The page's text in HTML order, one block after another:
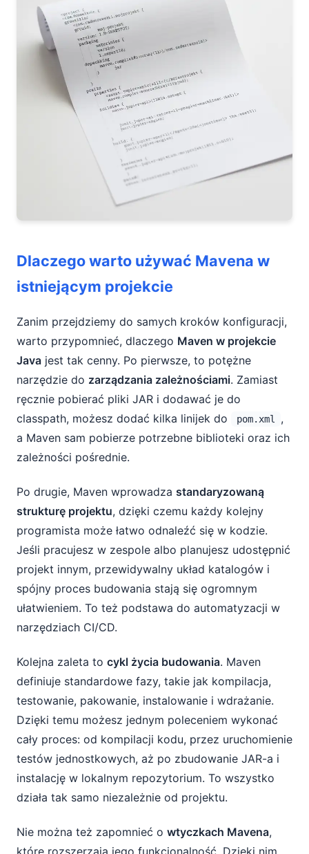
Dlaczego warto używać Mavena w
istniejącym projekcie
Zanim przejdziemy do samych kroków konfiguracji,
warto przypomnieć, dlaczego Maven w projekcie
Java jest tak cenny. Po pierwsze, to potężne
narzędzie do zarządzania zależnościami. Zamiast
ręcznie pobierać pliki JAR i dodawać je do
classpath, możesz dodać kilka linijek do
pom.xml
,
a Maven sam pobierze potrzebne biblioteki oraz ich
zależności pośrednie.
Po drugie, Maven wprowadza standaryzowaną
strukturę projektu, dzięki czemu każdy kolejny
programista może łatwo odnaleźć się w kodzie.
Jeśli pracujesz w zespole albo planujesz udostępnić
projekt innym, przewidywalny układ katalogów i
spójny proces budowania stają się ogromnym
ułatwieniem. To też podstawa do automatyzacji w
narzędziach CI/CD.
Kolejna zaleta to cykl życia budowania. Maven
definiuje standardowe fazy, takie jak kompilacja,
testowanie, pakowanie, instalowanie i wdrażanie.
Dzięki temu możesz jednym poleceniem wykonać
cały proces: od kompilacji kodu, przez uruchomienie
testów jednostkowych, aż po zbudowanie JAR-a i
instalację w lokalnym repozytorium. To wszystko
działa tak samo niezależnie od projektu.
Nie można też zapomnieć o wtyczkach Mavena,
które rozszerzają jego funkcjonalność. Dzięki nim